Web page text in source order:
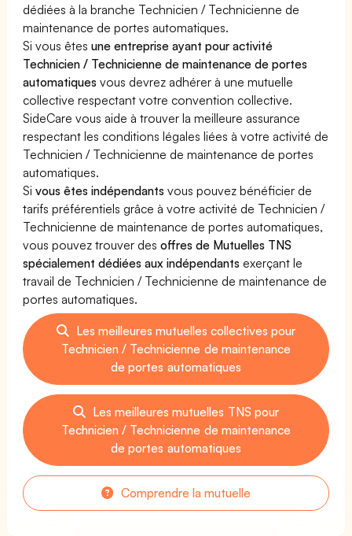
dédiées à la branche Technicien / Technicienne de
maintenance de portes automatiques.
Si vous êtesune entreprise ayant pour activité
Technicien / Technicienne de maintenance de portes
automatiques vous devrez adhérer à une mutuelle
collective respectant votre convention collective.
SideCare vous aide à trouver la meilleure assurance
respectant les conditions légales liées à votre activité de
Technicien / Technicienne de maintenance de portes
automatiques.
Sivous êtes indépendants vous pouvez bénéficier de
tarifs préférentiels grâce à votre activité de Technicien /
Technicienne de maintenance de portes automatiques,
vous pouvez trouver desoffres de Mutuelles TNS
spécialement dédiées aux indépendants exerçant le
travail de Technicien / Technicienne de maintenance de
portes automatiques.
Les meilleures mutuelles collectives pour
Technicien / Technicienne de maintenance
de portes automatiques
Les meilleures mutuelles TNS pour
Technicien / Technicienne de maintenance
de portes automatiques
Comprendre la mutuelle